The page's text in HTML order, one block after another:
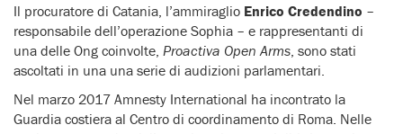
Il procuratore di Catania, l’ammiraglio Enrico Credendino –
responsabile dell’operazione Sophia – e rappresentanti di
una delle Ong coinvolte, Proactiva Open Arms , sono stati
ascoltati in una una serie di audizioni parlamentari.
Nel marzo 2017 Amnesty International ha incontrato la
Guardia costiera al Centro di coordinamento di Roma. Nelle